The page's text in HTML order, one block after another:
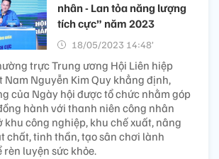
nhân - Lan tỏa năng lượng
tích cực” năm 2023
18/05/2023 14:48’
trực Trung ương Hội Liên hiệp
Nam Nguyễn Kim Quy khẳng định,
của Ngày hội được tổ chức nhằm góp
hành với thanh niên công nhân
khu công nghiệp, khu chế xuất, nâng
chất, tinh thần, tạo sân chơi lành
rèn luyện sức khỏe.